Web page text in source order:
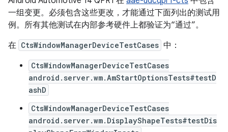
一组变更。必须包含这些更改，才能通过下面列出的测试用
例。所有其他测试在内部参考硬件上都验证为“通过”。
在 CtsWindowManagerDeviceTestCases 中：
CtsWindowManagerDeviceTestCases
android.server.wm.AmStartOptionsTests#testD
ashD
CtsWindowManagerDeviceTestCases
android.server.wm.DisplayShapeTests#testDis